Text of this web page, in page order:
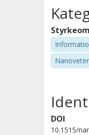
DOI
10.1515/